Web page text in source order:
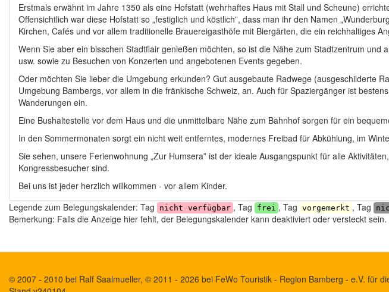
Erstmals erwähnt im Jahre 1350 als eine Hofstatt (wehrhaftes Haus mit Stall und Scheune)
Offensichtlich war diese Hofstatt so „festiglich und köstlich”, dass man ihr den Namen
Kirchen, Cafés und vor allem traditionelle Brauereigasthöfe mit Biergärten, die ein reichhaltiges
Wenn Sie aber ein bisschen Stadtflair genießen möchten, so ist die Nähe zum Stadtzentrum
usw. sowie zu Besuchen von Konzerten und angebotenen Events gegeben.
Oder möchten Sie lieber die Umgebung erkunden? Gut ausgebaute Radwege (ausgeschilderte
Umgebung Bambergs, vor allem in die fränkische Schweiz, an. Auch für Spaziergänger ist
Wanderungen ein.
Eine Bushaltestelle vor dem Haus und die unmittelbare Nähe zum Bahnhof sorgen für ein
In den Sommermonaten sorgt ein nicht weit entferntes, modernes Freibad für Abkühlung, im
Sie sehen, unsere Ferienwohnung „Zur Humsera” ist der ideale Ausgangspunkt für alle
Kongressbesucher sind.
Bei uns ist jeder herzlich willkommen - vor allem Kinder.
Legende zum Belegungskalender: Tag
nicht verfügbar , Tag frei , Tag vorgemerkt , Tag
Bemerkung: Falls die Anzeige hier fehlt, der Belegungskalender kann deaktiviert oder versteckt sein.
© 2007 - 2010 bei Ralf Saalmueller, © 2011 - 2026 bei FeWo Touristik - Region Bamberg - e.V. für